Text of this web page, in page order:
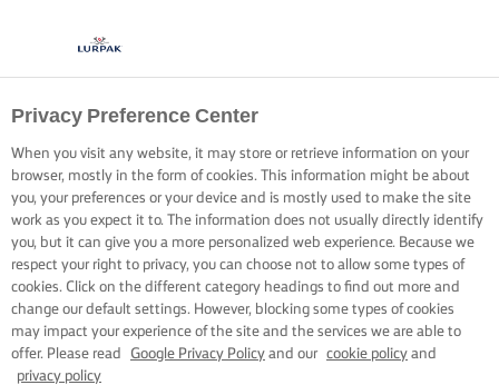
Privacy Preference Center
When you visit any website, it may store or retrieve information on your
browser, mostly in the form of cookies. This information might be about
you, your preferences or your device and is mostly used to make the site
work as you expect it to. The information does not usually directly identify
you, but it can give you a more personalized web experience. Because we
respect your right to privacy, you can choose not to allow some types of
cookies. Click on the different category headings to find out more and
change our default settings. However, blocking some types of cookies
may impact your experience of the site and the services we are able to
offer. Please read
Google Privacy Policy and our cookie policy and
privacy policy